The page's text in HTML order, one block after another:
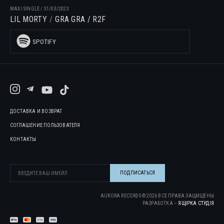
MAXI SINGLE/ 31/03/2023
LIL MORTY GRA GRA / R2F
SPOTIFY
ДОСТАВКА И ВОЗВРАТ
СОГЛАШЕНИЕ ПОЛЬЗОВАТЕЛЯ
КОНТАКТЫ
AURORA RECORDS ©2026 ВСЕ ПРАВА ЗАЩИЩЕНЫ
РАЗРАБОТКА – ЯЩІРКА CТУДІЯ